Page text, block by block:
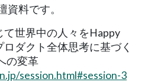
資料です。
世界中の人々をHappy
ダクト全体思考に基づく
の変革
session.html#session-3